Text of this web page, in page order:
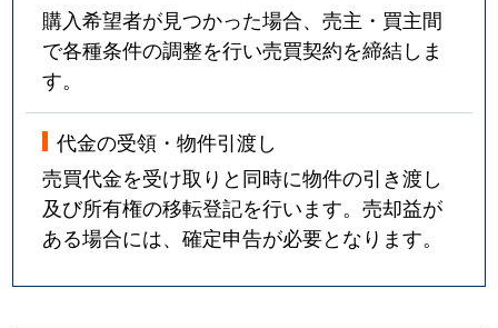
購入希望者が見つかった場合、売主・買主間
で各種条件の調整を行い売買契約を締結しま
す。
代金の受領・物件引渡し
売買代金を受け取りと同時に物件の引き渡し
及び所有権の移転登記を行います。売却益が
ある場合には、確定申告が必要となります。